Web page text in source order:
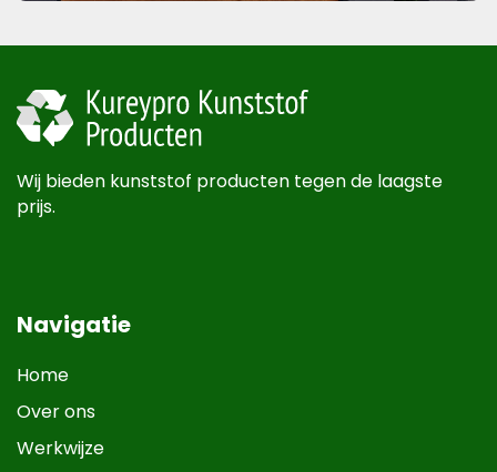
Wij bieden kunststof producten tegen de laagste
prijs.
Navigatie
Home
Over ons
Werkwijze